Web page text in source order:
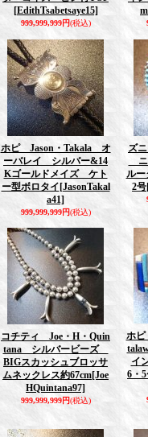
[EdithTsabetsaye15]
999,999,999円(税込)
ホピ Jason・Takala オ
ーバレイ シルバー&14
Kゴールドメイズ ケト
ー型ボロタイ [JasonTakal
a41]
999,999,999円(税込)
ズ
ニ
ル
2号
コチティ Joe・H・Quin
tana シルバービーズ
BIGスカッシュブロッサ
ムネックレス約67cm[Joe
HQuintana97]
999,999,999円(税込)
ホ
イ
6・